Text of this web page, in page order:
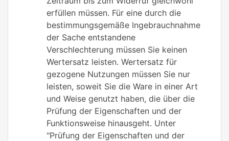
erfüllen müssen. Für eine durch die
bestimmungsgemäße Ingebrauchnahme
der Sache entstandene
Verschlechterung müssen Sie keinen
Wertersatz leisten. Wertersatz für
gezogene Nutzungen müssen Sie nur
leisten, soweit Sie die Ware in einer Art
und Weise genutzt haben, die über die
Prüfung der Eigenschaften und der
Funktionsweise hinausgeht. Unter
"Prüfung der Eigenschaften und der